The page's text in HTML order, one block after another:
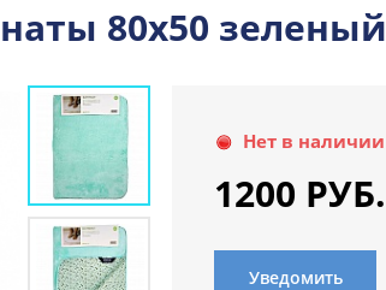
80х50 зеленый
Нет в наличии
1200 РУБ.
Уведомить